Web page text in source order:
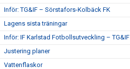
Inför: TG&IF – Sörstafors-Kolbäck FK
Lagens sista träningar
Inför: IF Karlstad Fotbollsutveckling – TG&IF
Justering planer
Vattenflaskor